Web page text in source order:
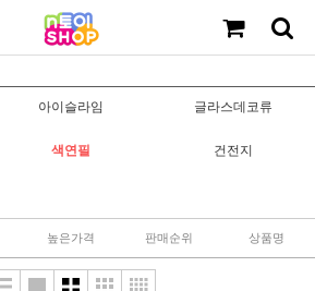
아이슬라임 글라스데코류
색연필 건전지
높은가격 판매순위 상품명